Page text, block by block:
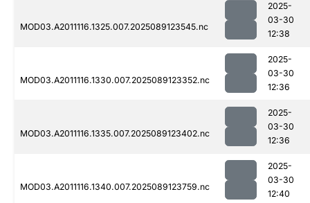
MOD03.A2011116.1325.007.2025089123545.nc
2025-
03-30
12:38
MOD03.A2011116.1330.007.2025089123352.nc
2025-
03-30
12:36
MOD03.A2011116.1335.007.2025089123402.nc
2025-
03-30
12:36
MOD03.A2011116.1340.007.2025089123759.nc
2025-
03-30
12:40